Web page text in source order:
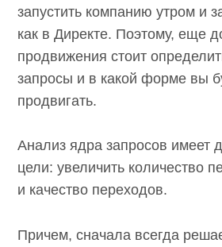
запустить компанию утром
вечером как в Директе.
до начала продвижения
какие запросы и в какой
продвигать.
Анализ ядра запросов имеет
цели: увеличить количество
и качество переходов.
Причем, сначала всегда